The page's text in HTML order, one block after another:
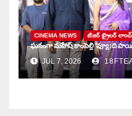
CINEMA NEWS టిజర్ ట్రైలర్ లాంచ్
ఘనంగా మహేష్ కాంపెల్లి ‘వ్యూ: ది
JUL 7, 2026